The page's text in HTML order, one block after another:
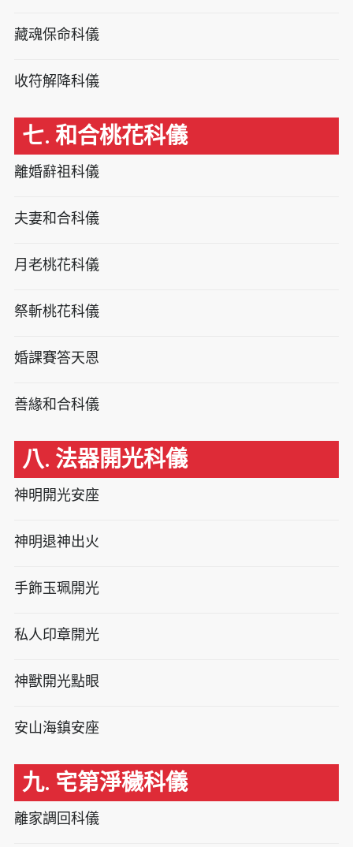
藏魂保命科儀
收符解降科儀
七. 和合桃花科儀
離婚辭祖科儀
夫妻和合科儀
月老桃花科儀
祭斬桃花科儀
婚課賽答天恩
善緣和合科儀
八. 法器開光科儀
神明開光安座
神明退神出火
手飾玉珮開光
私人印章開光
神獸開光點眼
安山海鎮安座
九. 宅第淨穢科儀
離家調回科儀